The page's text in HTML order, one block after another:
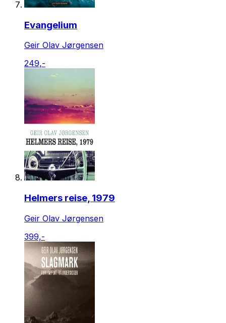
Evangelium
Geir Olav Jørgensen
249,-
Helmers reise, 1979
Geir Olav Jørgensen
399,-